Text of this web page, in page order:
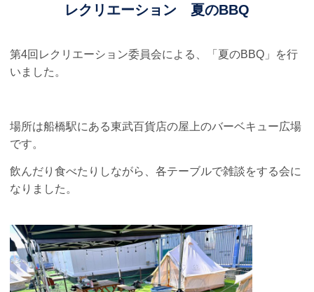
レクリエーション 夏のBBQ
第4回レクリエーション委員会による、「夏のBBQ 」を行
いました。
場所は船橋駅にある東武百貨店の屋上のバーベキュー広場
です。
飲んだり食べたりしながら、各テーブルで雑談をする会に
なりました。